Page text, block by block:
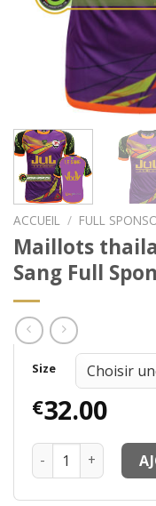
ACCUEIL / FULL
Maillots
Sang Full
Size
€32.00
quantité de